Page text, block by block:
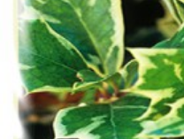
8 어린모종
9 로벨리아
10 비올라